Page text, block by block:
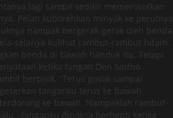
lagi sambil sedikit memerosotkan
Pelan kuborehkan minyak ke perutnya
nampak bergerak-gerak oleh benda
selanya kulihat rambut-rambut hitam.
benda di bawah handuk itu. Tetapi
ketika tangan Den Sintho
berbisik, “Terus gosok sampai
tanganku terus ke bawah
ke bawah. Nampaklah rambut-
tanganku dipaksa berhenti ketika